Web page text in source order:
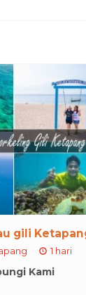
gili
1 hari
Kami